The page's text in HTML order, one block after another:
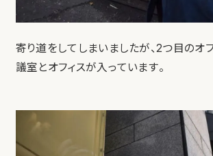
寄り道をしてしまいましたが、2つ目のオ
議室とオフィスが入っています。